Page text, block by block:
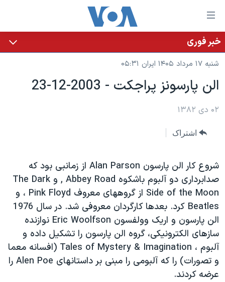
لینکهای
قابل
دسترسی
جهش
محتوای
جهش
جهش
به
جستجو
خانه
نسخه سبک وب‌سایت
موضوع ها
ایران
ورزشی
گزیده‌ها
ویدیوها
فرهنگ و زندگی
حقوق شهروندی
اقتصادی
برنامه های تلویزیونی
جدول برنامه ها
جام جهانی ۲۰۲۶
عملیات خشم حماسی
بایگانی برنامه‌های تلویزیونی
مستندها
انتخابات ریاست جمهوری آمریکا ۲۰۲۴
حمله جمهوری اسلامی به اسرائیل
فرکانس‌های صدای آمریکا
پخش رادیویی
یادگیری زبان انگلیسی
دنبال کنید
خبر فوری
شنبه ۱۷ مرداد ۱۴۰۵ ایران ۰۵:۳۱
الن پارسونز پراجکت - 2003-12-23
۰۲ دی ۱۳۸۲
اشتراک
شروع کار الن پارسون Alan Parson از زمانبی بود که
صدابرداری دو آلبوم باشکوه Abbey Road , و The Dark
Side of the Moon از گروههای معروف Pink Floyd ، و
Beatles کرد. بعدها کارگردان معروفی شد. در سال 1976
الن پارسون و اريک وولفسون Eric Woolfson نوازنده
سازهای الکترونيکی، گروه الن پارسون را تشکيل داده و
آلبوم ، Tales of Mystery & Imagination (افسانه معما
و تصورات) را که آلبومی را مبنی بر داستانهای Alen Poe را
عرضه کردند.